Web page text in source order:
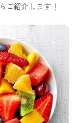
ご紹介します！